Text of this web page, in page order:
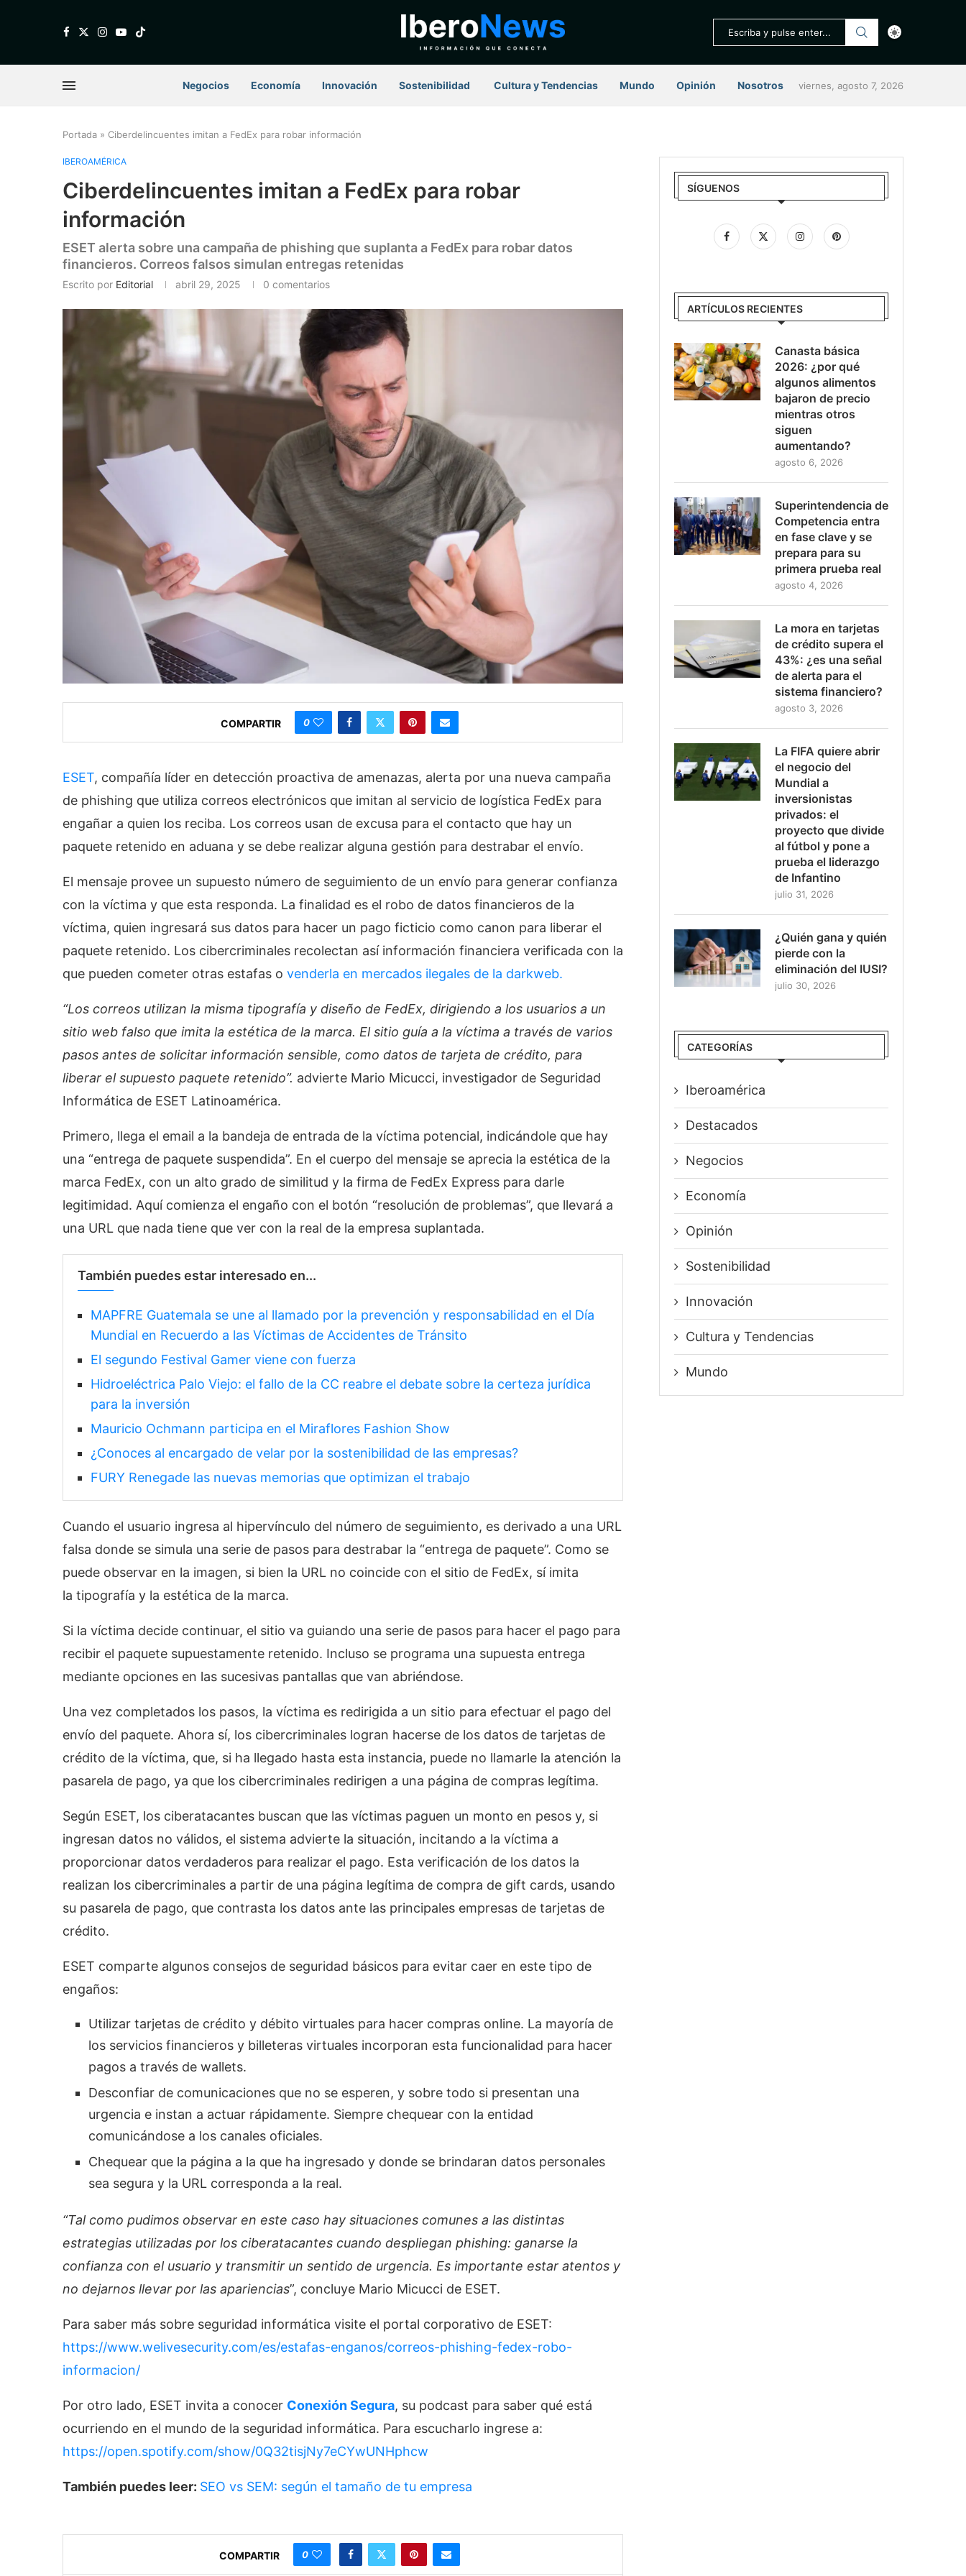
Negocios Economía Innovación Sostenibilidad ⁠ Cultura y Tendencias Mundo Opinión Nosotros viernes, agosto 7, 2026
Portada » Ciberdelincuentes imitan a FedEx para robar información
IBEROAMÉRICA
Ciberdelincuentes imitan a FedEx para robar
información
ESET alerta sobre una campaña de phishing que suplanta a FedEx para robar datos
financieros. Correos falsos simulan entregas retenidas
Escrito por Editorial abril 29, 2025 0 comentarios
COMPARTIR 0
ESET, compañía líder en detección proactiva de amenazas, alerta por una nueva campaña
de phishing que utiliza correos electrónicos que imitan al servicio de logística FedEx para
engañar a quien los reciba. Los correos usan de excusa para el contacto que hay un
paquete retenido en aduana y se debe realizar alguna gestión para destrabar el envío.
El mensaje provee un supuesto número de seguimiento de un envío para generar confianza
con la víctima y que esta responda. La finalidad es el robo de datos financieros de la
víctima, quien ingresará sus datos para hacer un pago ficticio como canon para liberar el
paquete retenido. Los cibercriminales recolectan así información financiera verificada con la
que pueden cometer otras estafas o venderla en mercados ilegales de la darkweb.
“Los correos utilizan la misma tipografía y diseño de FedEx, dirigiendo a los usuarios a un
sitio web falso que imita la estética de la marca. El sitio guía a la víctima a través de varios
pasos antes de solicitar información sensible, como datos de tarjeta de crédito, para
liberar el supuesto paquete retenido”. advierte Mario Micucci, investigador de Seguridad
Informática de ESET Latinoamérica.
Primero, llega el email a la bandeja de entrada de la víctima potencial, indicándole que hay
una “entrega de paquete suspendida”. En el cuerpo del mensaje se aprecia la estética de la
marca FedEx, con un alto grado de similitud y la firma de FedEx Express para darle
legitimidad. Aquí comienza el engaño con el botón “resolución de problemas”, que llevará a
una URL que nada tiene que ver con la real de la empresa suplantada.
También puedes estar interesado en...
MAPFRE Guatemala se une al llamado por la prevención y responsabilidad en el Día
Mundial en Recuerdo a las Víctimas de Accidentes de Tránsito
El segundo Festival Gamer viene con fuerza
Hidroeléctrica Palo Viejo: el fallo de la CC reabre el debate sobre la certeza jurídica
para la inversión
Mauricio Ochmann participa en el Miraflores Fashion Show
¿Conoces al encargado de velar por la sostenibilidad de las empresas?
FURY Renegade las nuevas memorias que optimizan el trabajo
Cuando el usuario ingresa al hipervínculo del número de seguimiento, es derivado a una URL
falsa donde se simula una serie de pasos para destrabar la “entrega de paquete”. Como se
puede observar en la imagen, si bien la URL no coincide con el sitio de FedEx, sí imita
la tipografía y la estética de la marca.
Si la víctima decide continuar, el sitio va guiando una serie de pasos para hacer el pago para
recibir el paquete supuestamente retenido. Incluso se programa una supuesta entrega
mediante opciones en las sucesivas pantallas que van abriéndose.
Una vez completados los pasos, la víctima es redirigida a un sitio para efectuar el pago del
envío del paquete. Ahora sí, los cibercriminales logran hacerse de los datos de tarjetas de
crédito de la víctima, que, si ha llegado hasta esta instancia, puede no llamarle la atención la
pasarela de pago, ya que los cibercriminales redirigen a una página de compras legítima.
Según ESET, los ciberatacantes buscan que las víctimas paguen un monto en pesos y, si
ingresan datos no válidos, el sistema advierte la situación, incitando a la víctima a
proporcionar datos verdaderos para realizar el pago. Esta verificación de los datos la
realizan los cibercriminales a partir de una página legítima de compra de gift cards, usando
su pasarela de pago, que contrasta los datos ante las principales empresas de tarjetas de
crédito.
ESET comparte algunos consejos de seguridad básicos para evitar caer en este tipo de
engaños:
Utilizar tarjetas de crédito y débito virtuales para hacer compras online. La mayoría de
los servicios financieros y billeteras virtuales incorporan esta funcionalidad para hacer
pagos a través de wallets.
Desconfiar de comunicaciones que no se esperen, y sobre todo si presentan una
urgencia e instan a actuar rápidamente. Siempre chequear con la entidad
comunicándose a los canales oficiales.
Chequear que la página a la que ha ingresado y donde se brindaran datos personales
sea segura y la URL corresponda a la real.
“Tal como pudimos observar en este caso hay situaciones comunes a las distintas
estrategias utilizadas por los ciberatacantes cuando despliegan phishing: ganarse la
confianza con el usuario y transmitir un sentido de urgencia. Es importante estar atentos y
no dejarnos llevar por las apariencias”, concluye Mario Micucci de ESET.
Para saber más sobre seguridad informática visite el portal corporativo de ESET:
https://www.welivesecurity.com/es/estafas-enganos/correos-phishing-fedex-robo-
informacion/
Por otro lado, ESET invita a conocer Conexión Segura, su podcast para saber qué está
ocurriendo en el mundo de la seguridad informática. Para escucharlo ingrese a:
https://open.spotify.com/show/0Q32tisjNy7eCYwUNHphcw
También puedes leer: SEO vs SEM: según el tamaño de tu empresa
COMPARTIR 0
SÍGUENOS
ARTÍCULOS RECIENTES
Canasta básica
2026: ¿por qué
algunos alimentos
bajaron de precio
mientras otros
siguen
aumentando?
agosto 6, 2026
Superintendencia de
Competencia entra
en fase clave y se
prepara para su
primera prueba real
agosto 4, 2026
La mora en tarjetas
de crédito supera el
43%: ¿es una señal
de alerta para el
sistema financiero?
agosto 3, 2026
La FIFA quiere abrir
el negocio del
Mundial a
inversionistas
privados: el
proyecto que divide
al fútbol y pone a
prueba el liderazgo
de Infantino
julio 31, 2026
¿Quién gana y quién
pierde con la
eliminación del IUSI?
julio 30, 2026
CATEGORÍAS
Iberoamérica
Destacados
Negocios
Economía
Opinión
Sostenibilidad
Innovación
⁠Cultura y Tendencias
Mundo